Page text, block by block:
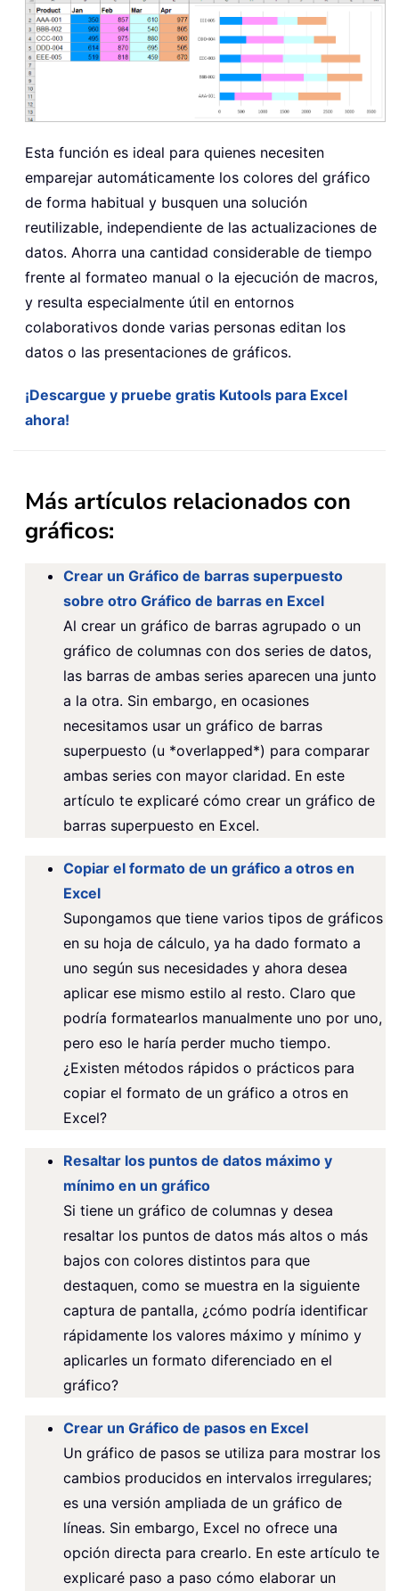
Esta función es ideal para quienes necesiten
emparejar automáticamente los colores del gráfico
de forma habitual y busquen una solución
reutilizable, independiente de las actualizaciones de
datos. Ahorra una cantidad considerable de tiempo
frente al formateo manual o la ejecución de macros,
y resulta especialmente útil en entornos
colaborativos donde varias personas editan los
datos o las presentaciones de gráficos.
¡Descargue y pruebe gratis Kutools para Excel
ahora!
Más artículos relacionados con
gráficos:
Crear un Gráfico de barras superpuesto
sobre otro Gráfico de barras en Excel
Al crear un gráfico de barras agrupado o un
gráfico de columnas con dos series de datos,
las barras de ambas series aparecen una junto
a la otra. Sin embargo, en ocasiones
necesitamos usar un gráfico de barras
superpuesto (u *overlapped*) para comparar
ambas series con mayor claridad. En este
artículo te explicaré cómo crear un gráfico de
barras superpuesto en Excel.
Copiar el formato de un gráfico a otros en
Excel
Supongamos que tiene varios tipos de gráficos
en su hoja de cálculo, ya ha dado formato a
uno según sus necesidades y ahora desea
aplicar ese mismo estilo al resto. Claro que
podría formatearlos manualmente uno por uno,
pero eso le haría perder mucho tiempo.
¿Existen métodos rápidos o prácticos para
copiar el formato de un gráfico a otros en
Excel?
Resaltar los puntos de datos máximo y
mínimo en un gráfico
Si tiene un gráfico de columnas y desea
resaltar los puntos de datos más altos o más
bajos con colores distintos para que
destaquen, como se muestra en la siguiente
captura de pantalla, ¿cómo podría identificar
rápidamente los valores máximo y mínimo y
aplicarles un formato diferenciado en el
gráfico?
Crear un Gráfico de pasos en Excel
Un gráfico de pasos se utiliza para mostrar los
cambios producidos en intervalos irregulares;
es una versión ampliada de un gráfico de
líneas. Sin embargo, Excel no ofrece una
opción directa para crearlo. En este artículo te
explicaré paso a paso cómo elaborar un